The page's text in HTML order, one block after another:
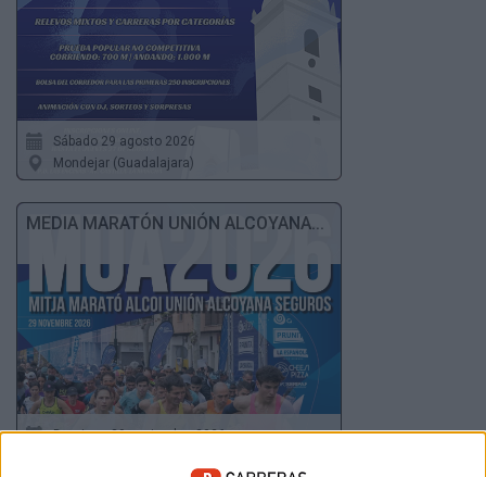
Sábado 29 agosto 2026
Mondejar (Guadalajara)
MEDIA MARATÓN UNIÓN ALCOYANA...
Domingo 29 noviembre 2026